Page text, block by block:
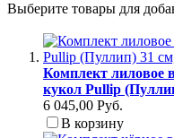
Выберите товары для
Комплект лиловое
кукол Pullip
6 045,00 Руб.
В корзину